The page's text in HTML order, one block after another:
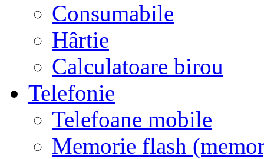
Consumabile
Hârtie
Calculatoare birou
Telefonie
Telefoane mobile
Memorie flash